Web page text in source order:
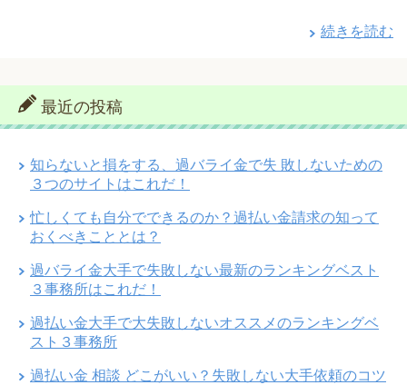
続きを読む
最近の投稿
知らないと損をする、過バライ金で失 敗しないための
３つのサイトはこれだ！
忙しくても自分でできるのか？過払い金請求の知って
おくべきこととは？
過バライ金大手で失敗しない最新のランキングベスト
３事務所はこれだ！
過払い金大手で大失敗しないオススメのランキングベ
スト３事務所
過払い金 相談 どこがいい？失敗しない大手依頼のコツ